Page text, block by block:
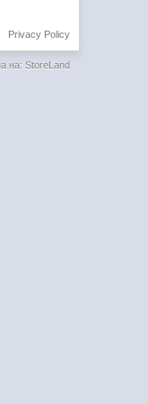
Privacy Policy
на: StoreLand